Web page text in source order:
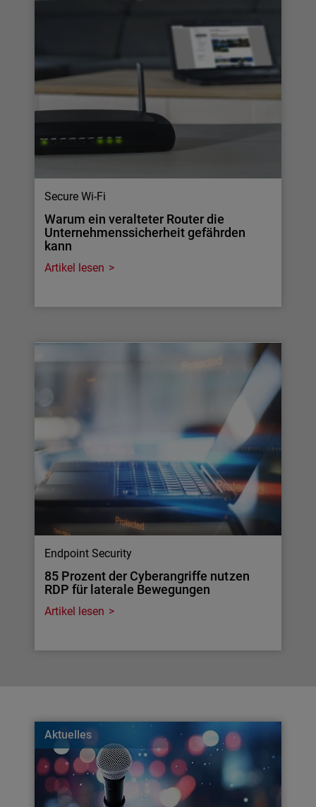
Secure Wi-Fi
Warum ein veralteter Router die
Unternehmenssicherheit gefährden
kann
Artikel lesen
Endpoint Security
85 Prozent der Cyberangriffe nutzen
RDP für laterale Bewegungen
Artikel lesen
Aktuelles